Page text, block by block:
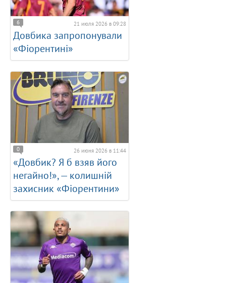
6 21 июля 2026 в 09:28
Довбика запропонували
«Фіорентині»
0 26 июня 2026 в 11:44
«Довбик? Я б взяв його
негайно!», — колишній
захисник «Фіорентини»